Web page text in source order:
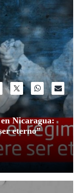
Nicaragua:
eterno”